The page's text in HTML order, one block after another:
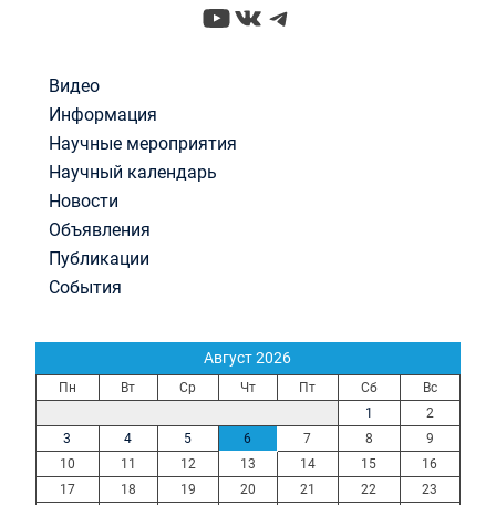
YouTube
ВКонтакте
Telegram
Видео
Информация
Научные мероприятия
Научный календарь
Новости
Объявления
Публикации
События
Август 2026
Пн Вт Ср Чт Пт Сб
Вс
1
2
3
4 5 6 7 8
9
10
11 12 13 14 15
16
17
18 19 20 21 22
23